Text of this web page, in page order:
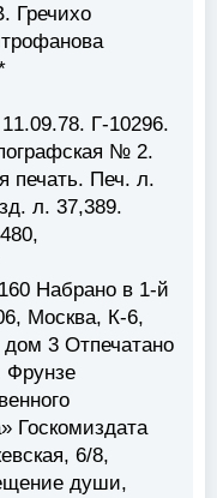
Гречихо
Г-10296.
№ 2.
печать. Печ. л.
л. 37,389.
Набрано в 1-й
Москва, К-6,
3 Отпечатано
Госкомиздата
6/8,
души,